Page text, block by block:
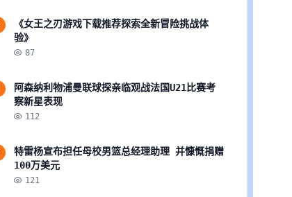
《女王之刃游戏下载推荐探索全新冒险挑战体
验》
87
阿森纳利物浦曼联球探亲临观战法国U21比赛考
察新星表现
112
特雷杨宣布担任母校男篮总经理助理 并慷慨捐赠
100万美元
121